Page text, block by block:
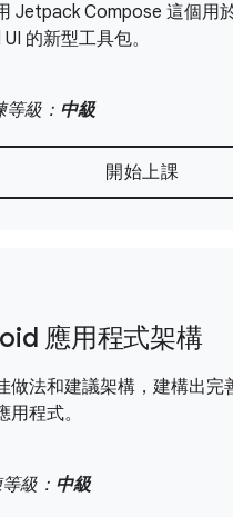
Jetpack Compose 這個用
的新型工具包。
等級： 中級
開始上課
應用程式架構
做法和建議架構，建構出完
用程式。
級： 中級